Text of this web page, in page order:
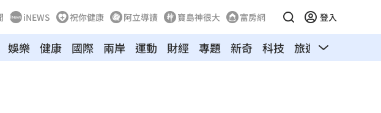
iNEWS 祝你健康 阿立導讀 寶島神很大 富房網 登入
娛樂 健康 國際 兩岸 運動 財經 專題 新奇 科技 旅遊 汽車